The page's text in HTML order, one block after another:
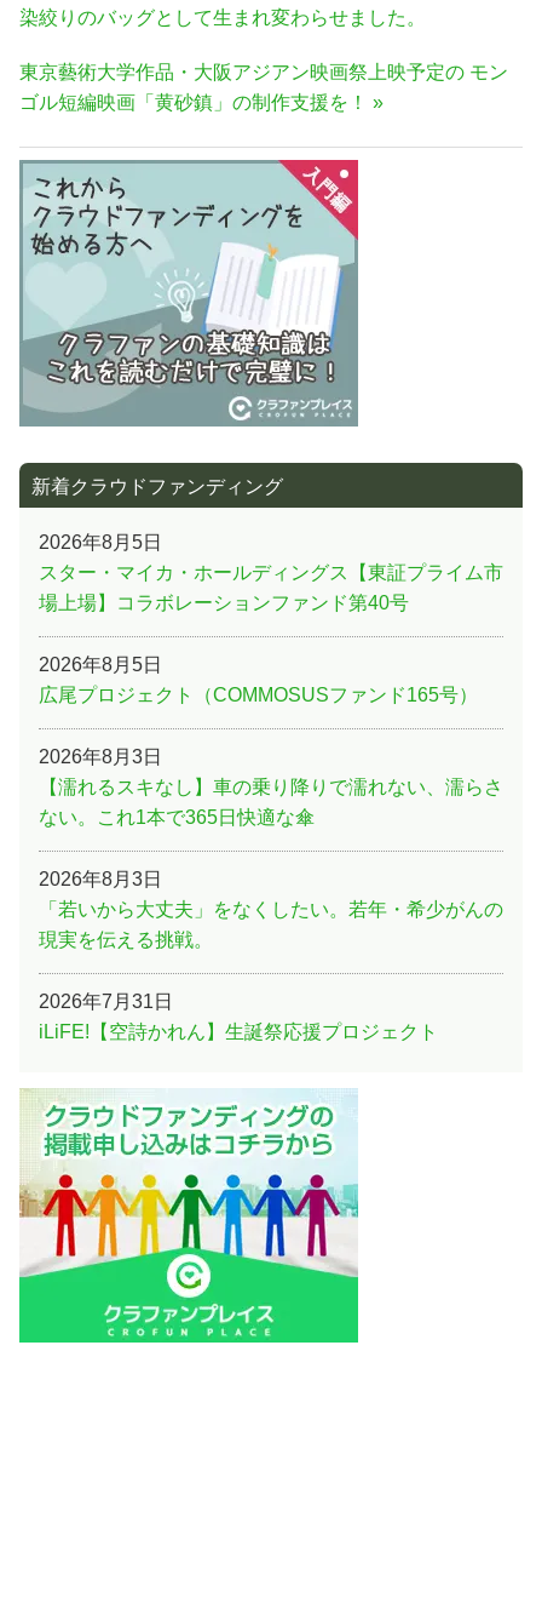
稿
ビ
ゲ
ー
シ
ョ
ン
の
事:
染絞りのバッグとして生まれ変わらせました。
次
の
事:
東京藝術大学作品・大阪アジアン映画祭上映予定の モン
ゴル短編映画「黄砂鎮」の制作支援を！
新着クラウドファンディング
2026年8月5日
スター・マイカ・ホールディングス【東証プライム市
場上場】コラボレーションファンド第40号
2026年8月5日
広尾プロジェクト（COMMOSUSファンド165号）
2026年8月3日
【濡れるスキなし】車の乗り降りで濡れない、濡らさ
ない。これ1本で365日快適な傘
2026年8月3日
「若いから大丈夫」をなくしたい。若年・希少がんの
現実を伝える挑戦。
2026年7月31日
iLiFE!【空詩かれん】生誕祭応援プロジェクト